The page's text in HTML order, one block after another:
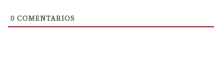
0 COMENTARIOS